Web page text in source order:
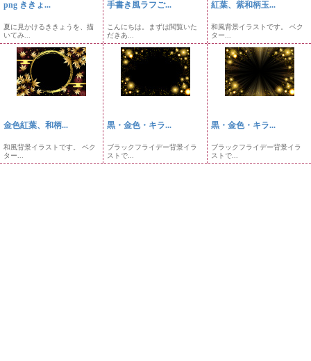
png ききょ...
夏に見かけるききょうを、描
いてみ...
手書き風ラフご...
こんにちは。まずは閲覧いた
だきあ...
紅葉、紫和柄玉...
和風背景イラストです。 ベク
ター...
金色紅葉、和柄...
和風背景イラストです。 ベク
ター...
黒・金色・キラ...
ブラックフライデー背景イラ
ストで...
黒・金色・キラ...
ブラックフライデー背景イラ
ストで...